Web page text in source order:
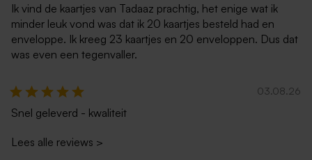
Lange donkerblauwe
envelop met puntklep
Lange envelop roestbruin
Ik vind de kaartjes van Tadaaz prachtig, het enige wat ik
minder leuk vond was dat ik 20 kaartjes besteld had en
enveloppe. Ik kreeg 23 kaartjes en 20 enveloppen. Dus dat
was even een tegenvaller.
03.08.26
Snel geleverd - kwaliteit
Lees alle reviews >